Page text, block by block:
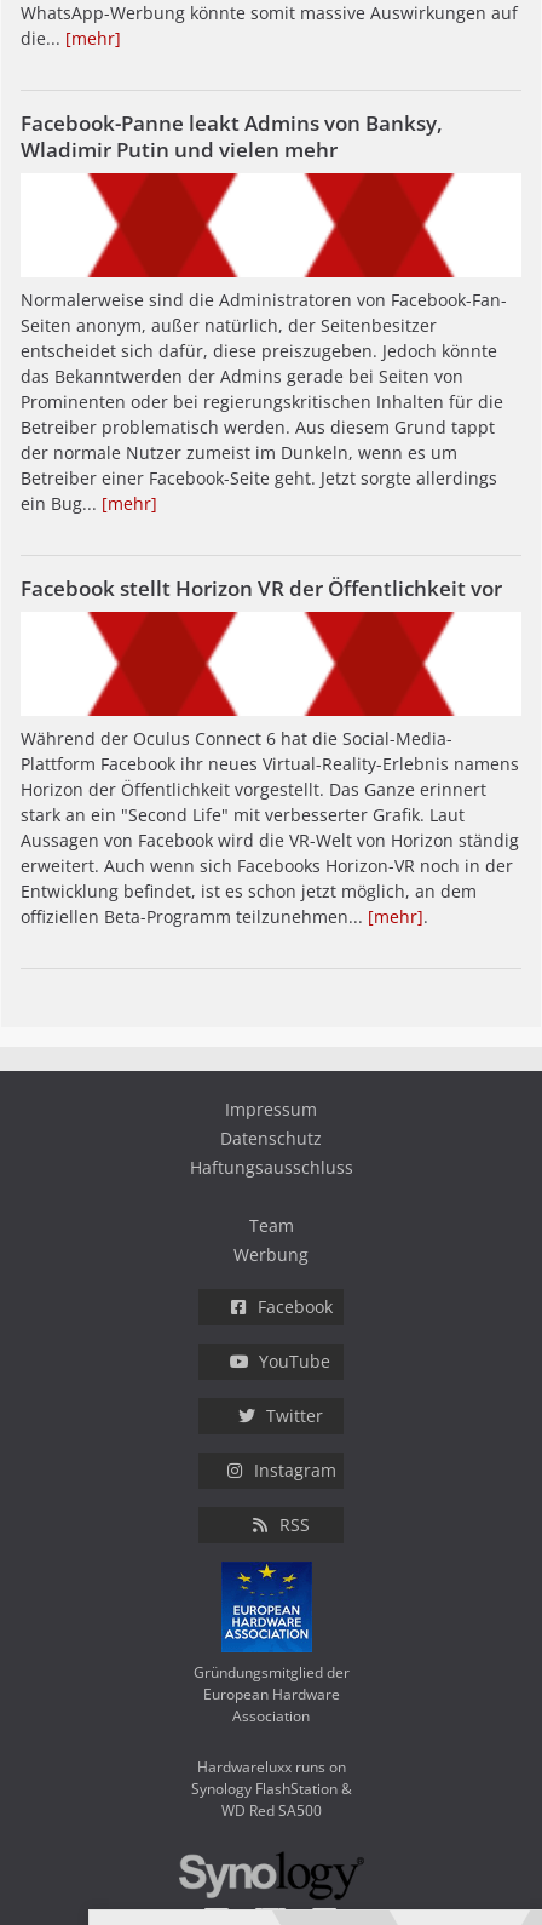
WhatsApp-Werbung könnte somit massive Auswirkungen auf
die... [mehr]
Facebook-Panne leakt Admins von Banksy,
Wladimir Putin und vielen mehr
Normalerweise sind die Administratoren von Facebook-Fan-
Seiten anonym, außer natürlich, der Seitenbesitzer
entscheidet sich dafür, diese preiszugeben. Jedoch könnte
das Bekanntwerden der Admins gerade bei Seiten von
Prominenten oder bei regierungskritischen Inhalten für die
Betreiber problematisch werden. Aus diesem Grund tappt
der normale Nutzer zumeist im Dunkeln, wenn es um
Betreiber einer Facebook-Seite geht. Jetzt sorgte allerdings
ein Bug... [mehr]
Facebook stellt Horizon VR der Öffentlichkeit vor
Während der Oculus Connect 6 hat die Social-Media-
Plattform Facebook ihr neues Virtual-Reality-Erlebnis namens
Horizon der Öffentlichkeit vorgestellt. Das Ganze erinnert
stark an ein "Second Life" mit verbesserter Grafik. Laut
Aussagen von Facebook wird die VR-Welt von Horizon ständig
erweitert. Auch wenn sich Facebooks Horizon-VR noch in der
Entwicklung befindet, ist es schon jetzt möglich, an dem
offiziellen Beta-Programm teilzunehmen... [mehr].
Impressum
Datenschutz
Haftungsausschluss
Team
Werbung
Facebook
YouTube
Twitter
Instagram
RSS
Gründungsmitglied der
European Hardware
Association
Hardwareluxx runs on
Synology FlashStation &
WD Red SA500